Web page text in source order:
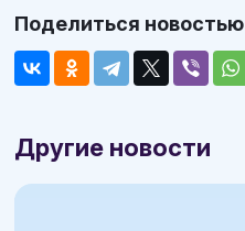
Поделиться новостью
Другие новости